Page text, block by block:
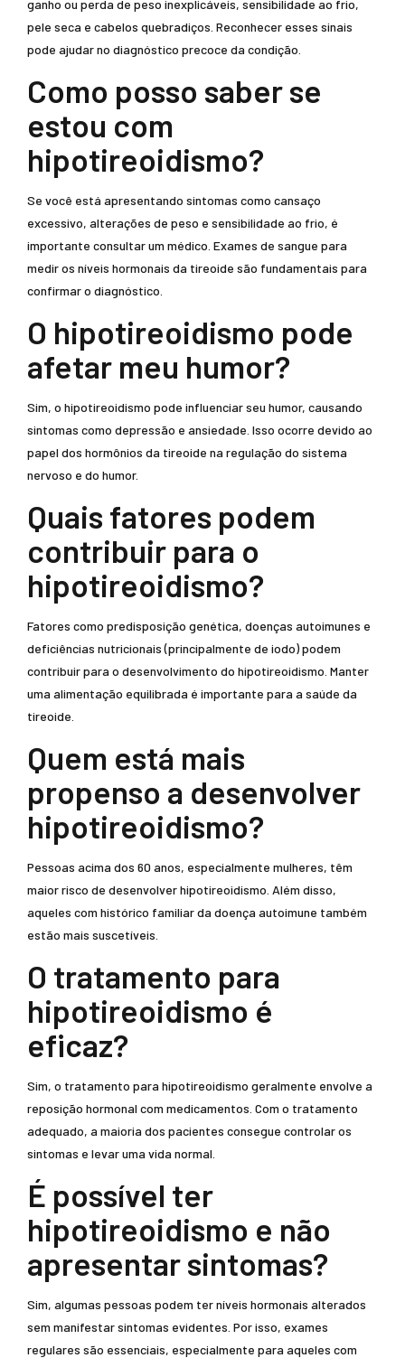
ganho ou perda de peso inexplicáveis, sensibilidade ao frio,
pele seca e cabelos quebradiços. Reconhecer esses sinais
pode ajudar no diagnóstico precoce da condição.
Como posso saber se
estou com
hipotireoidismo?
Se você está apresentando sintomas como cansaço
excessivo, alterações de peso e sensibilidade ao frio, é
importante consultar um médico. Exames de sangue para
medir os níveis hormonais da tireoide são fundamentais para
confirmar o diagnóstico.
O hipotireoidismo pode
afetar meu humor?
Sim, o hipotireoidismo pode influenciar seu humor, causando
sintomas como depressão e ansiedade. Isso ocorre devido ao
papel dos hormônios da tireoide na regulação do sistema
nervoso e do humor.
Quais fatores podem
contribuir para o
hipotireoidismo?
Fatores como predisposição genética, doenças autoimunes e
deficiências nutricionais (principalmente de iodo) podem
contribuir para o desenvolvimento do hipotireoidismo. Manter
uma alimentação equilibrada é importante para a saúde da
tireoide.
Quem está mais
propenso a desenvolver
hipotireoidismo?
Pessoas acima dos 60 anos, especialmente mulheres, têm
maior risco de desenvolver hipotireoidismo. Além disso,
aqueles com histórico familiar da doença autoimune também
estão mais suscetíveis.
O tratamento para
hipotireoidismo é
eficaz?
Sim, o tratamento para hipotireoidismo geralmente envolve a
reposição hormonal com medicamentos. Com o tratamento
adequado, a maioria dos pacientes consegue controlar os
sintomas e levar uma vida normal.
É possível ter
hipotireoidismo e não
apresentar sintomas?
Sim, algumas pessoas podem ter níveis hormonais alterados
sem manifestar sintomas evidentes. Por isso, exames
regulares são essenciais, especialmente para aqueles com